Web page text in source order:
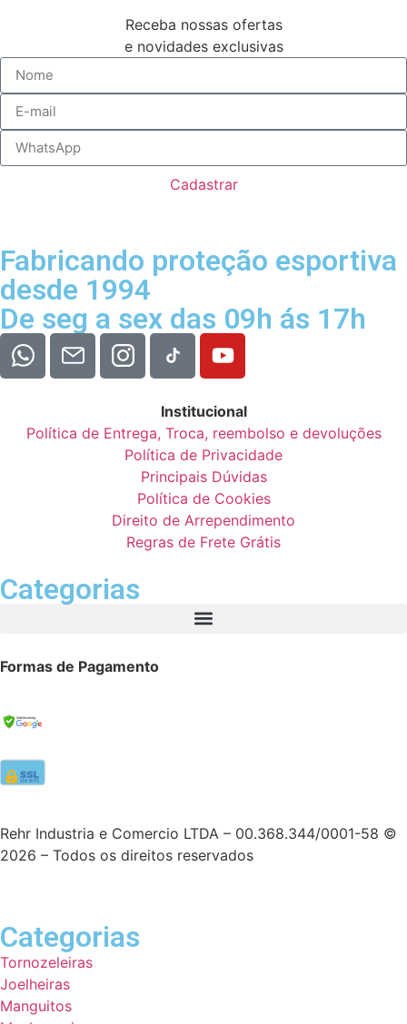
Receba nossas ofertas
e novidades exclusivas
Cadastrar
Fabricando proteção esportiva
desde 1994
De seg a sex das 09h ás 17h
Institucional
Política de Entrega, Troca, reembolso e devoluções
Política de Privacidade
Principais Dúvidas
Política de Cookies
Direito de Arrependimento
Regras de Frete Grátis
Categorias
Formas de Pagamento
Rehr Industria e Comercio LTDA – 00.368.344/0001-58 ©
2026 – Todos os direitos reservados
Categorias
Tornozeleiras
Joelheiras
Manguitos